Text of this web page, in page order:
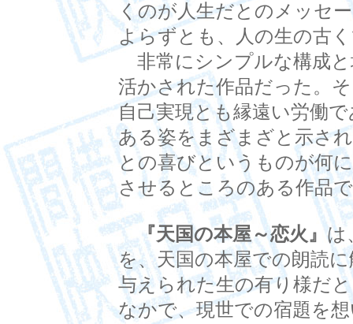
くのが人生だとのメッセ
よらずとも、人の生の古
非常にシンプルな構成
活かされた作品だった。
自己実現とも縁遠い労働
ある姿をまざまざと示さ
との喜びというものが何
させるところのある作品
『天国の本屋～恋火』は
を、天国の本屋での朗読
与えられた生の有り様だ
なかで、現世での宿題を